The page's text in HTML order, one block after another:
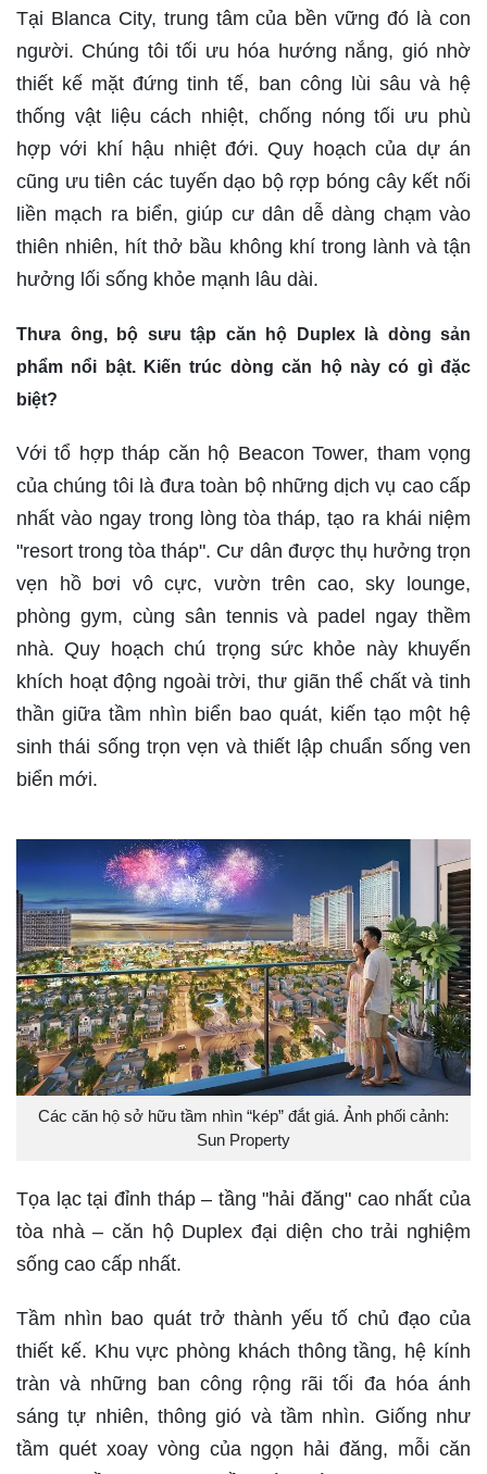
Tại Blanca City, trung tâm của bền vững đó là con
người. Chúng tôi tối ưu hóa hướng nắng, gió nhờ
thiết kế mặt đứng tinh tế, ban công lùi sâu và hệ
thống vật liệu cách nhiệt, chống nóng tối ưu phù
hợp với khí hậu nhiệt đới. Quy hoạch của dự án
cũng ưu tiên các tuyến dạo bộ rợp bóng cây kết nối
liền mạch ra biển, giúp cư dân dễ dàng chạm vào
thiên nhiên, hít thở bầu không khí trong lành và tận
hưởng lối sống khỏe mạnh lâu dài.
Thưa ông, bộ sưu tập căn hộ Duplex là dòng sản
phẩm nổi bật. Kiến trúc dòng căn hộ này có gì đặc
biệt?
Với tổ hợp tháp căn hộ Beacon Tower, tham vọng
của chúng tôi là đưa toàn bộ những dịch vụ cao cấp
nhất vào ngay trong lòng tòa tháp, tạo ra khái niệm
"resort trong tòa tháp". Cư dân được thụ hưởng trọn
vẹn hồ bơi vô cực, vườn trên cao, sky lounge,
phòng gym, cùng sân tennis và padel ngay thềm
nhà. Quy hoạch chú trọng sức khỏe này khuyến
khích hoạt động ngoài trời, thư giãn thể chất và tinh
thần giữa tầm nhìn biển bao quát, kiến tạo một hệ
sinh thái sống trọn vẹn và thiết lập chuẩn sống ven
biển mới.
Các căn hộ sở hữu tầm nhìn “kép” đắt giá. Ảnh phối cảnh:
Sun Property
Tọa lạc tại đỉnh tháp – tầng "hải đăng" cao nhất của
tòa nhà – căn hộ Duplex đại diện cho trải nghiệm
sống cao cấp nhất.
Tầm nhìn bao quát trở thành yếu tố chủ đạo của
thiết kế. Khu vực phòng khách thông tầng, hệ kính
tràn và những ban công rộng rãi tối đa hóa ánh
sáng tự nhiên, thông gió và tầm nhìn. Giống như
tầm quét xoay vòng của ngọn hải đăng, mỗi căn